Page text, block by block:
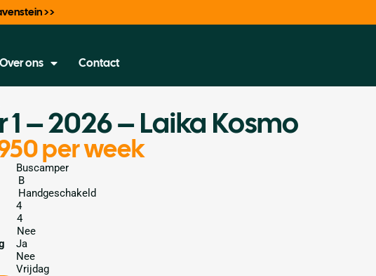
>>
Over ons Contact
– 2026 – Laika Kosmo
per week
Buscamper
B
Handgeschakeld
4
4
Nee
Ja
Nee
Vrijdag